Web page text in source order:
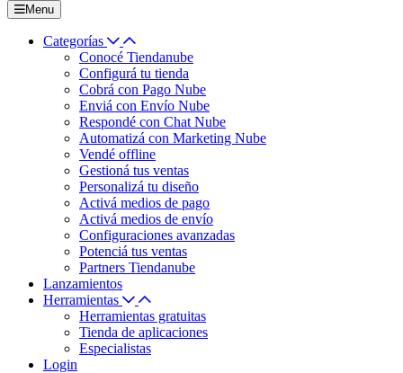
Menu
Categorías
Conocé Tiendanube
Configurá tu tienda
Cobrá con Pago Nube
Enviá con Envío Nube
Respondé con Chat Nube
Automatizá con Marketing Nube
Vendé offline
Gestioná tus ventas
Personalizá tu diseño
Activá medios de pago
Activá medios de envío
Configuraciones avanzadas
Potenciá tus ventas
Partners Tiendanube
Lanzamientos
Herramientas
Herramientas gratuitas
Tienda de aplicaciones
Especialistas
Login